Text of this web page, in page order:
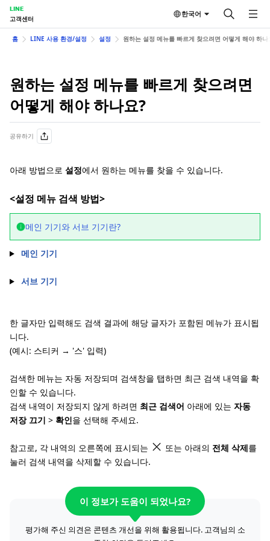
LINE
고객센터
한국어
홈 LINE 사용 환경/설정 설정 원하는 설정 메뉴를 빠르게 찾으려면 어떻게 해야 하나
원하는 설정 메뉴를 빠르게 찾으려면
어떻게 해야 하나요?
공유하기
아래 방법으로 설정에서 원하는 메뉴를 찾을 수 있습니다.
<설정 메뉴 검색 방법>
메인 기기와 서브 기기란?
메인 기기
서브 기기
한 글자만 입력해도 검색 결과에 해당 글자가 포함된 메뉴가 표시됩
니다.
(예시: 스티커 → '스' 입력)
검색한 메뉴는 자동 저장되며 검색창을 탭하면 최근 검색 내역을 확
인할 수 있습니다.
검색 내역이 저장되지 않게 하려면 최근 검색어 아래에 있는 자동
저장 끄기 > 확인을 선택해 주세요.
참고로, 각 내역의 오른쪽에 표시되는 또는 아래의 전체 삭제를
눌러 검색 내역을 삭제할 수 있습니다.
이 정보가 도움이 되었나요?
평가해 주신 의견은 콘텐츠 개선을 위해 활용됩니다. 고객님의 소